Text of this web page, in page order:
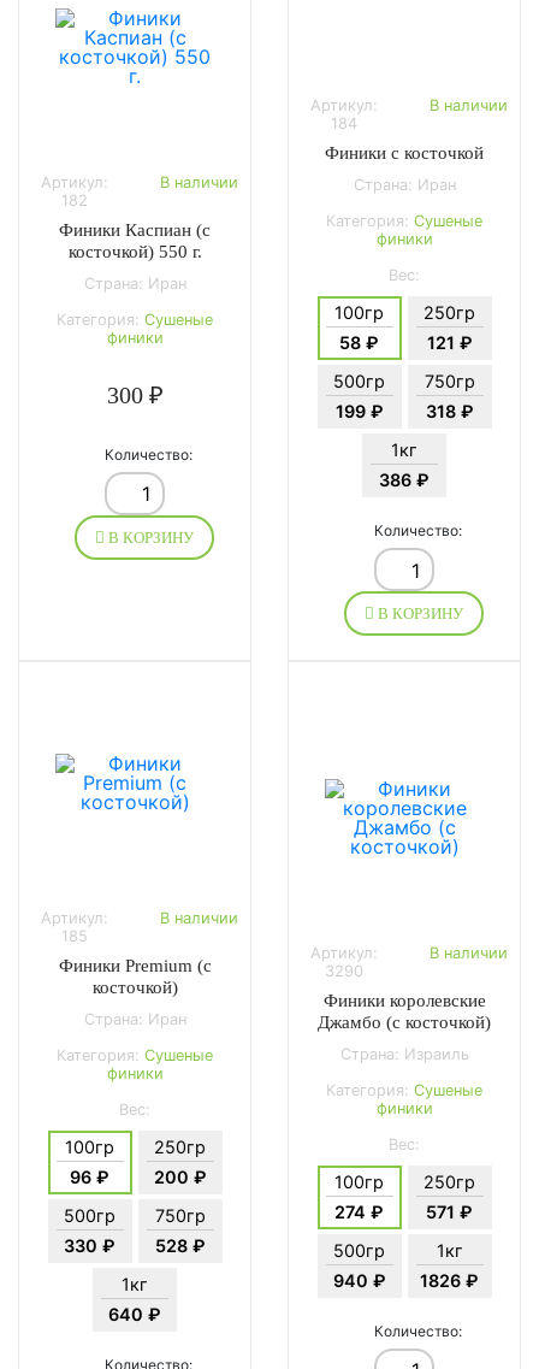
Артикул:
182
В наличии
Финики Каспиан (с
косточкой) 550 г.
Страна: Иран
Категория: Сушеные
финики
300 ₽
Количество:
В КОРЗИНУ
Артикул:
184
В наличии
Финики с косточкой
Страна: Иран
Категория: Сушеные
финики
Вес:
100гр
58 ₽
250гр
121 ₽
500гр
199 ₽
750гр
318 ₽
1кг
386 ₽
Количество:
В КОРЗИНУ
Артикул:
185
В наличии
Финики Premium (с
косточкой)
Страна: Иран
Категория: Сушеные
финики
Вес:
100гр
96 ₽
250гр
200 ₽
500гр
330 ₽
750гр
528 ₽
1кг
640 ₽
Количество:
Артикул:
3290
В наличии
Финики королевские
Джамбо (с косточкой)
Страна: Израиль
Категория: Сушеные
финики
Вес:
100гр
274 ₽
250гр
571 ₽
500гр
940 ₽
1кг
1826 ₽
Количество: